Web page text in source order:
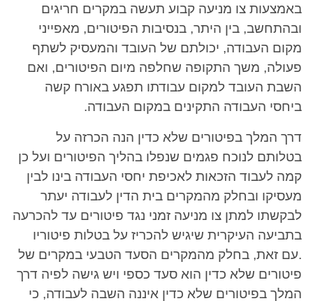
באמצעות צו מניעה קבוע תעשה במקרים חריגים
ובהתחשב, בין היתר, בנסיבות הפיטורים, מאפייני
מקום העבודה, יכולתם של העובד והמעסיק לשתף
פעולה, משך התקופה שחלפה מיום הפיטורים, ואם
השבת העובד למקום עבודתו תפגע באורח קשה
ביחסי העבודה התקינים במקום העבודה.
דרך המלך בפיטורים שלא כדין הנה הכרזה על
בטלותם לנוכח פגמים שנפלו בהליך הפיטורים ועל כן
קמה לעבוד הזכאות לאכיפת יחסי העבודה בינו לבין
מעסיקו ובחלק מהמקרים בית הדין לעבודה יעתר
לבקשתו למתן צו מניעה זמני נגד פיטורים עד להכרעה
בתביעה העיקרית שיגיש להכריז על בטלות פיטוריו
.עם זאת, בחלק מהמקרים הסעד הטבעי במקרים של
פיטורים שלא כדין הוא סעד כספי ויש גישה לפיה דרך
המלך בפיטורים שלא כדין איננה השבה לעבודה, כי